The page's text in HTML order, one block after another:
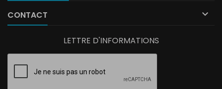
CONTACT 
LETTRE D'INFORMATIONS